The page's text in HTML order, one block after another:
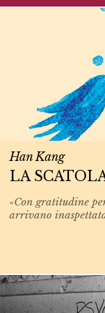
Han Kang
LA
«Con gratitudine
arrivano